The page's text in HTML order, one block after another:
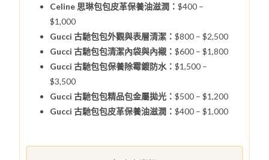
Celine 思琳包包皮革保養油滋潤：$400 –
$1,000
Gucci 古馳包包外觀與表層清潔：$800 – $2,500
Gucci 古馳包包清潔內袋與內襯：$600 – $1,800
Gucci 古馳包包保養除霉鍍防水：$1,500 –
$3,500
Gucci 古馳包包精品包金屬拋光：$500 – $1,200
Gucci 古馳包包皮革保養油滋潤：$400 – $1,000